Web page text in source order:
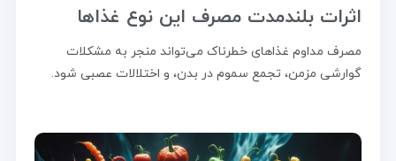
اثرات بلندمدت مصرف این نوع غذاها
مصرف مداوم غذاهای خطرناک می‌تواند منجر به مشکلات
گوارشی مزمن، تجمع سموم در بدن، و اختلالات عصبی شود.